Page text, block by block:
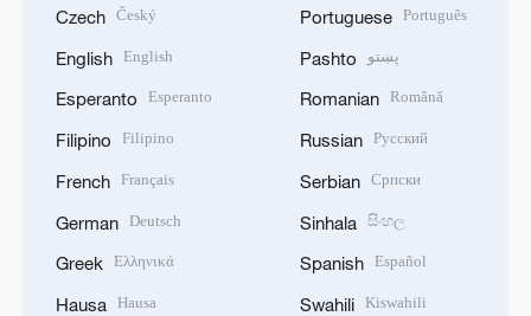
Czech Český
English English
Esperanto Esperanto
Filipino Filipino
French Français
German Deutsch
Greek Ελληνικά
Hausa Hausa
Portuguese Português
Pashto پښتو
Romanian Română
Russian Русский
Serbian Српски
Sinhala සිංහල
Spanish Español
Swahili Kiswahili